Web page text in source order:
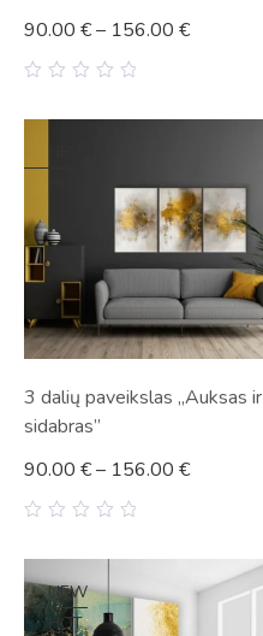
90.00 €– 156.00 €
3 dalių paveikslas „Auksas ir
sidabras”
5
90.00 €– 156.00 €
NEW
HOT